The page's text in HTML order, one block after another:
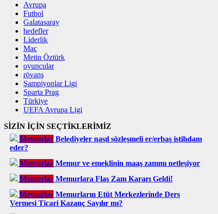
Avrupa
Futbol
Galatasaray
hedefler
Liderlik
Maç
Metin Öztürk
oyuncular
rövanş
Şampiyonlar Ligi
Sparta Prag
Türkiye
UEFA Avrupa Ligi
SİZİN İÇİN SEÇTİKLERİMİZ
Memurlar Belediyeler nasıl sözleşmeli er/erbaş istihdam
eder?
Memurlar Memur ve emeklinin maaş zammı netleşiyor
Memurlar Memurlara Flaş Zam Kararı Geldi!
Memurlar Memurların Etüt Merkezlerinde Ders
Vermesi Ticari Kazanç Sayılır mı?